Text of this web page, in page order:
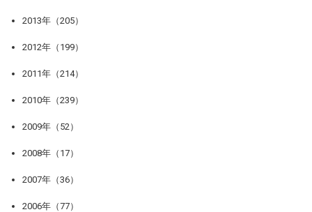
2013年（205）
2012年（199）
2011年（214）
2010年（239）
2009年（52）
2008年（17）
2007年（36）
2006年（77）